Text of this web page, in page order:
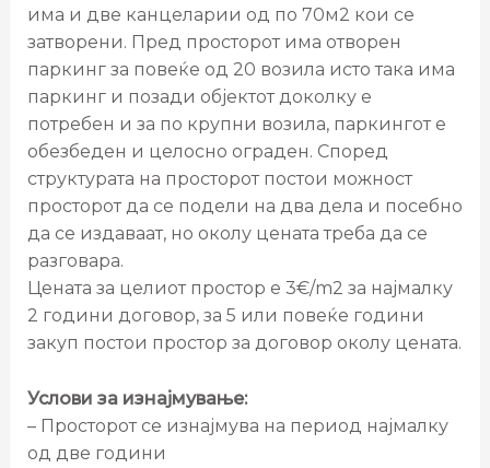
има и две канцеларии од по 70м2 кои се
затворени. Пред просторот има отворен
паркинг за повеќе од 20 возила исто така има
паркинг и позади објектот доколку е
потребен и за по крупни возила, паркингот е
обезбеден и целосно ограден. Според
структурата на просторот постои можност
просторот да се подели на два дела и посебно
да се издаваат, но околу цената треба да се
разговара.
Цената за целиот простор е 3€/m2 за најмалку
2 години договор, за 5 или повеќе години
закуп постои простор за договор околу цената.
Услови за изнајмување:
– Просторот се изнајмува на период најмалку
од две години